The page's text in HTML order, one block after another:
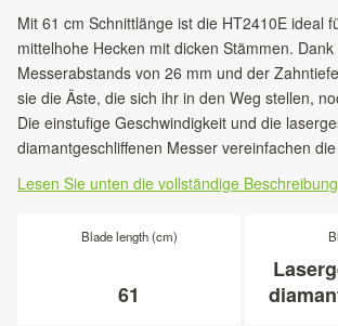
Mit 61 cm Schnittlänge ist die HT2410E ideal
mittelhohe Hecken mit dicken Stämmen. Dank
Messerabstands von 26 mm und der
sie die Äste, die sich ihr in den Weg stellen,
Die einstufige Geschwindigkeit und die
diamantgeschliffenen Messer vereinfachen
Lesen Sie unten die vollständige Beschreibung
Blade length (cm)
61